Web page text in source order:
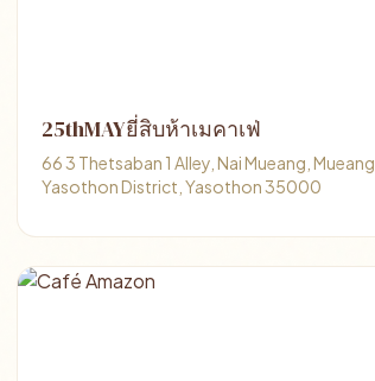
25thMAYยี่สิบห้าเมคาเฟ่
66 3 Thetsaban 1 Alley, Nai Mueang, Mueang
Yasothon District, Yasothon 35000